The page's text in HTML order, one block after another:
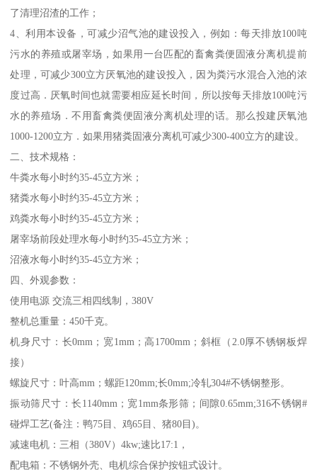
了清理沼渣的工作；
4、利用本设备，可减少沼气池的建设投入，例如：每天排放100吨
污水的养殖或屠宰场，如果用一台匹配的畜禽粪便固液分离机提前
处理，可减少300立方厌氧池的建设投入，因为粪污水混合入池的浓
度过高．厌氧时间也就需要相应延长时间，所以按每天排放100吨污
水的养殖场．不用畜禽粪便固液分离机处理的话。那么投建厌氧池
1000-1200立方．如果用猪粪固液分离机可减少300-400立方的建设。
二、技术规格：
牛粪水每小时约35-45立方米；
猪粪水每小时约35-45立方米；
鸡粪水每小时约35-45立方米；
屠宰场前段处理水每小时约35-45立方米；
沼液水每小时约35-45立方米；
四、外观参数：
使用电源 交流三相四线制，380V
整机总重量：450千克。
机身尺寸：长0mm；宽1mm；高1700mm；斜框（2.0厚不锈钢板焊
接）
螺旋尺寸：叶高mm；螺距120mm;长0mm;冷轧304#不锈钢整形。
振动筛尺寸：长1140mm；宽1mm条形筛；间隙0.65mm;316不锈钢#
碰焊工艺(备注：鸭75目、鸡65目、猪80目)。
减速电机：三相（380V）4kw;速比17:1，
配电箱：不锈钢外壳、电机综合保护按钮式设计。